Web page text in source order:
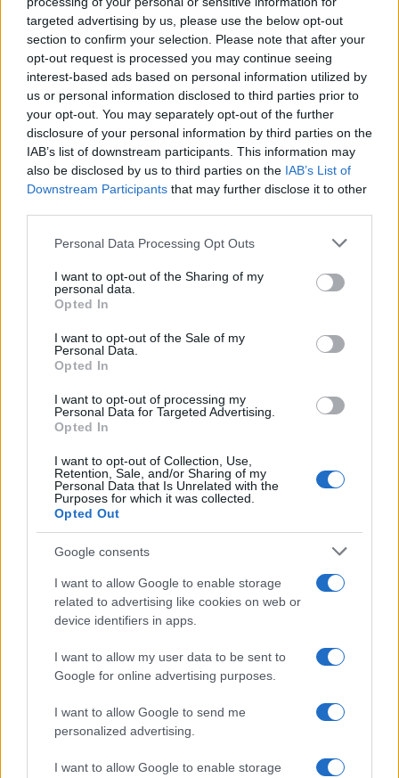
targeted advertising by us, please use the below opt-out
section to confirm your selection. Please note that after your
opt-out request is processed you may continue seeing
interest-based ads based on personal information utilized by
us or personal information disclosed to third parties prior to
your opt-out. You may separately opt-out of the further
disclosure of your personal information by third parties on the
IAB’s list of downstream participants. This information may
also be disclosed by us to third parties on the IAB’s List of
Downstream Participants that may further disclose it to other
Please note that this website/app uses one or more Google
not limited to your visit or usage behaviour. You may click to
grant or deny consent to Google and its third-party tags to
use your data for below specified purposes in below Google
consent section.
Personal Data Processing Opt Outs
I want to opt-out of the Sharing of my
personal data.
Opted In
I want to opt-out of the Sale of my
Personal Data.
Opted In
I want to opt-out of processing my
Personal Data for Targeted Advertising.
Opted In
I want to opt-out of Collection, Use,
Retention, Sale, and/or Sharing of my
Personal Data that Is Unrelated with the
Purposes for which it was collected.
Opted Out
Google consents
I want to allow Google to enable storage
related to advertising like cookies on web or
device identifiers in apps.
I want to allow my user data to be sent to
Google for online advertising purposes.
I want to allow Google to send me
personalized advertising.
I want to allow Google to enable storage
desidera un animale indipendente, offre grande
ricompensa emozionale a chi è disposto a
dedicargli tempo. Conoscere la storia, lo standard
temperamentoaiuta a capire perché questo
felino, seppure atipico nell’aspetto, sia apprezzato
da chi lo accoglie come compagno di vita.
Anna Innocenti
le registrazioni del consiglio comunale di
Verona dopo una notte in archivio; è
storiche e propone rubriche tematiche.
Laureata al polo veronese, partecipa a tavole